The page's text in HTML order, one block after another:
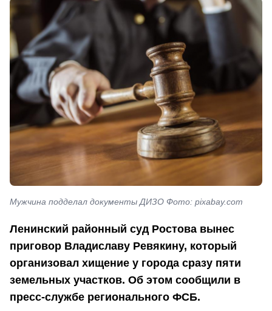
Мужчина подделал документы ДИЗО Фото: pixabay.com
Ленинский районный суд Ростова вынес
приговор Владиславу Ревякину, который
организовал хищение у города сразу пяти
земельных участков. Об этом сообщили в
пресс-службе регионального ФСБ.